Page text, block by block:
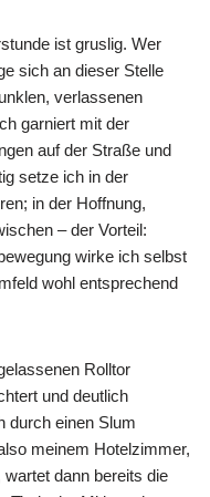
ist gruslig. Wer
sich an dieser Stelle
verlassenen
garniert mit der
auf der Straße und
setze ich in der
in der Hoffnung,
– der Vorteil:
wirke ich selbst
wohl entsprechend
Rolltor
und deutlich
durch einen Slum
meinem Hotelzimmer,
dann bereits die